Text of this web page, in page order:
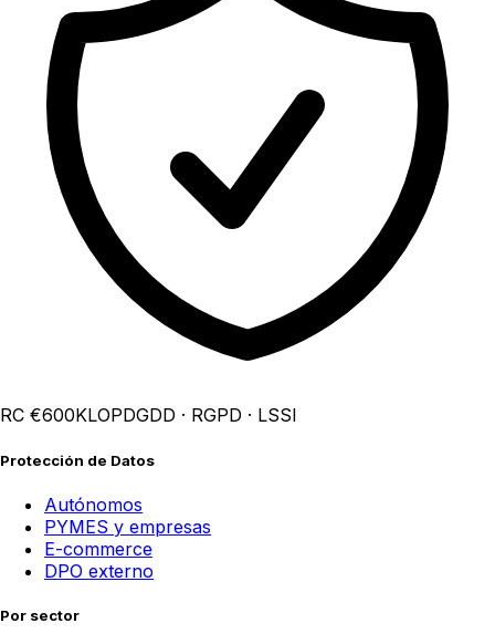
RC €600KLOPDGDD · RGPD · LSSI
Protección de Datos
Autónomos
PYMES y empresas
E-commerce
DPO externo
Por sector